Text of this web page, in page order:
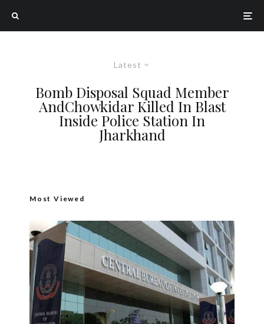
Latest
Bomb Disposal Squad Member
AndChowkidar Killed In Blast
Inside Police Station In
Jharkhand
Most Viewed